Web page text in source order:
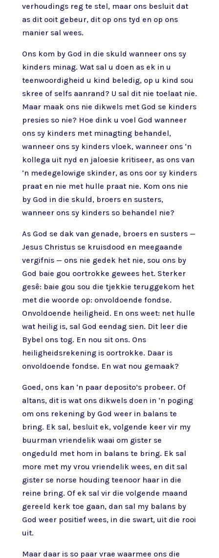
verhoudings reg te stel, maar ons besluit dat
as dit ooit gebeur, dit op ons tyd en op ons
manier sal wees.
Ons kom by God in die skuld wanneer ons sy
kinders minag. Wat sal u doen as ek in u
teenwoordigheid u kind beledig, op u kind sou
skree of selfs aanrand? U sal dit nie toelaat nie.
Maar maak ons nie dikwels met God se kinders
presies so nie? Hoe dink u voel God wanneer
ons sy kinders met minagting behandel,
wanneer ons sy kinders vloek, wanneer ons ‘n
kollega uit nyd en jaloesie kritiseer, as ons van
‘n medegelowige skinder, as ons oor sy kinders
praat en nie met hulle praat nie. Kom ons nie
by God in die skuld, broers en susters,
wanneer ons sy kinders so behandel nie?
As God se dak van genade, broers en susters —
Jesus Christus se kruisdood en meegaande
vergifnis — ons nie gedek het nie, sou ons by
God baie gou oortrokke gewees het. Sterker
gesê: baie gou sou die tjekkie teruggekom het
met die woorde op: onvoldoende fondse.
Onvoldoende heiligheid. En ons weet: net hulle
wat heilig is, sal God eendag sien. Dit leer die
Bybel ons tog. En nou sit ons. Ons
heiligheidsrekening is oortrokke. Daar is
onvoldoende fondse. En wat nou gemaak?
Goed, ons kan ‘n paar deposito’s probeer. Of
altans, dit is wat ons dikwels doen in ‘n poging
om ons rekening by God weer in balans te
bring. Ek sal, besluit ek, volgende keer vir my
buurman vriendelik waai om gister se
ongeduld met hom in balans te bring. Ek sal
more met my vrou vriendelik wees, en dit sal
gister se norse houding teenoor haar in die
reine bring. Of ek sal vir die volgende maand
gereeld kerk toe gaan, dan sal my balans by
God weer positief wees, in die swart, uit die rooi
uit.
Maar daar is so paar vrae waarmee ons die